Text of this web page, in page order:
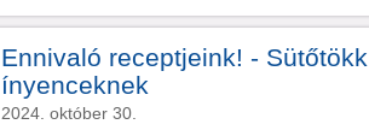
Ennivaló receptjeink! -
ínyenceknek
2024. október 30.